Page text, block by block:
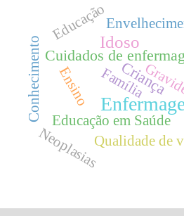
Idoso
Cuidados de
Criança
Educação em Saúde
Família
Ensino
NeoplasiasQualidade de
Conhecimento
Educação